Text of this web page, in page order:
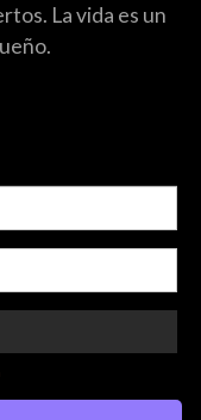
La vida es un